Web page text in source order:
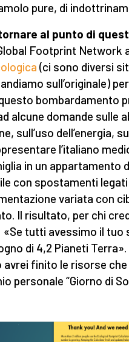
pure, di
al punto di
Footprint Network
(ci sono diversi
sull’originale)
bombardamento
alcune domande sulle
sull’uso dell’energia,
l’italiano
in un appartamento
con spostamenti
variata con
Il risultato, per chi
tutti avessimo il tuo
di 4,2 Pianeti
finito le risorse
personale “Giorno di